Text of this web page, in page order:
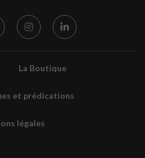
La Boutique
et prédications
légales